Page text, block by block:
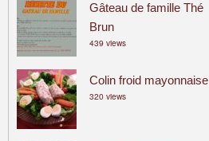
Gâteau de famille Thé
Brun
439 views
Colin froid mayonnaise
320 views